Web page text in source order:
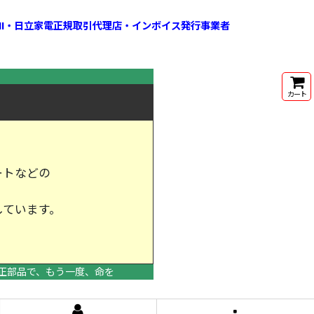
日立家電正規取引代理店・インボイス発行事業者
などの
います。
ます。
品で、もう一度、命を
カート